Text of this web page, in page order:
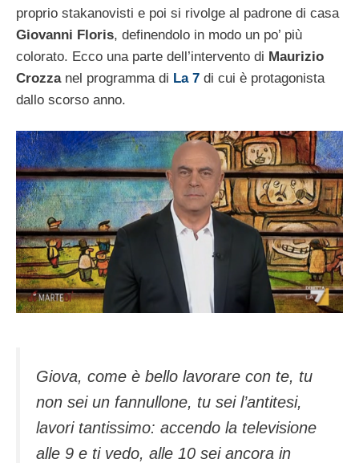
proprio stakanovisti e poi si rivolge al padrone di casa
Giovanni Floris, definendolo in modo un po’ più
colorato. Ecco una parte dell’intervento di Maurizio
Crozzanel programma di La 7 di cui è protagonista
dallo scorso anno.
Giova, come è bello lavorare con te, tu
non sei un fannullone, tu sei l’antitesi,
lavori tantissimo: accendo la televisione
alle 9 e ti vedo, alle 10 sei ancora in